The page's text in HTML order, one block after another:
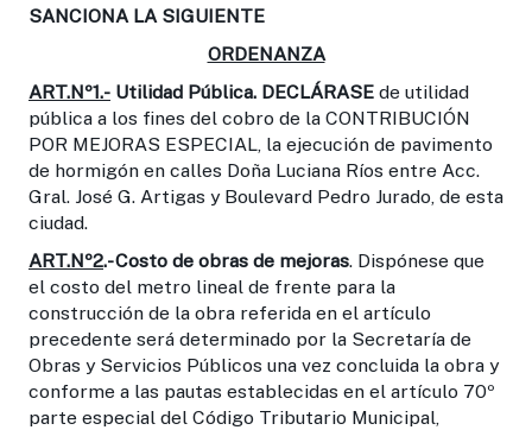
SANCIONA LA SIGUIENTE
ORDENANZA
ART.Nº1.- Utilidad Pública. DECLÁRASE de utilidad
pública a los fines del cobro de la CONTRIBUCIÓN
POR MEJORAS ESPECIAL, la ejecución de pavimento
de hormigón en calles Doña Luciana Ríos entre Acc.
Gral. José G. Artigas y Boulevard Pedro Jurado, de esta
ciudad.
ART.Nº2.- Costo de obras de mejoras. Dispónese que
el costo del metro lineal de frente para la
construcción de la obra referida en el artículo
precedente será determinado por la Secretaría de
Obras y Servicios Públicos una vez concluida la obra y
conforme a las pautas establecidas en el artículo 70º
parte especial del Código Tributario Municipal,